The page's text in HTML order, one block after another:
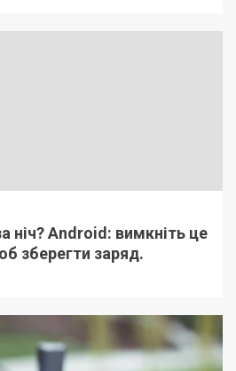
ніч? Android: вимкніть це
зберегти заряд.